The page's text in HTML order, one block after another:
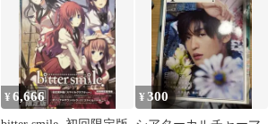
¥6,666 ¥300